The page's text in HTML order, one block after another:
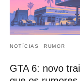
NOTÍCIAS RUMOR
GTA 6: novo